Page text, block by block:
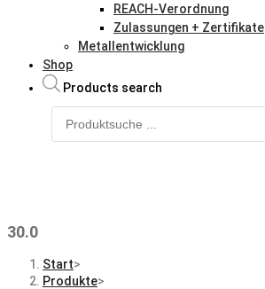
REACH-Verordnung
Zulassungen + Zertifikate
Metallentwicklung
Shop
Products search
30.0
Start>
Produkte>